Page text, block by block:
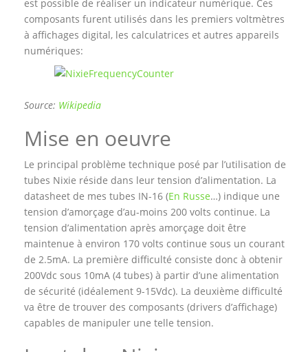
est possible de réaliser un indicateur numérique. Ces
composants furent utilisés dans les premiers voltmètres
à affichages digital, les calculatrices et autres appareils
numériques:
Source: Wikipedia
Mise en oeuvre
Le principal problème technique posé par l’utilisation de
tubes Nixie réside dans leur tension d’alimentation. La
datasheet de mes tubes IN-16 (En Russe…) indique une
tension d’amorçage d’au-moins 200 volts continue. La
tension d’alimentation après amorçage doit être
maintenue à environ 170 volts continue sous un courant
de 2.5mA. La première difficulté consiste donc à obtenir
200Vdc sous 10mA (4 tubes) à partir d’une alimentation
de sécurité (idéalement 9-15Vdc). La deuxième difficulté
va être de trouver des composants (drivers d’affichage)
capables de manipuler une telle tension.